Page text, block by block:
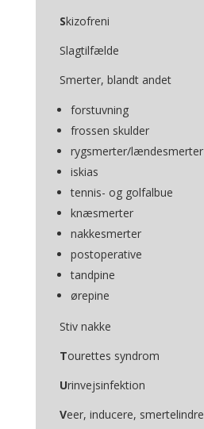
Skizofreni
Slagtilfælde
Smerter, blandt andet
forstuvning
frossen skulder
rygsmerter/lændesmerter
iskias
tennis- og golfalbue
knæsmerter
nakkesmerter
postoperative
tandpine
ørepine
Stiv nakke
Tourettes syndrom
Urinvejsinfektion
Veer, inducere, smertelindre